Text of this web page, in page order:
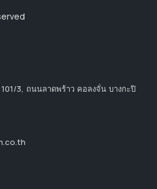
3, ถนนลาดพร้าว คอลงจั่น บางกะปิ